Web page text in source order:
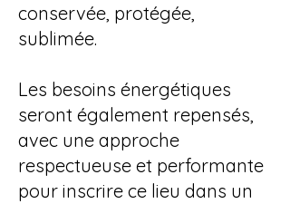
conservée, protégée,
sublimée.
Les besoins énergétiques
seront également repensés,
avec une approche
respectueuse et performante
pour inscrire ce lieu dans un